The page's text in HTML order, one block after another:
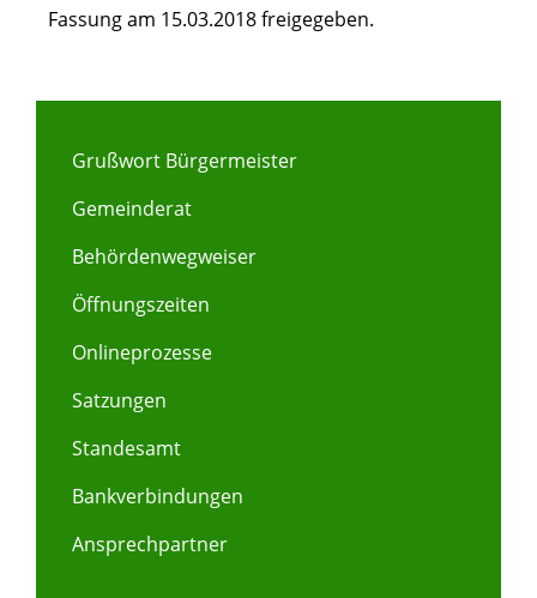
Fassung am 15.03.2018 freigegeben.
Grußwort Bürgermeister
Gemeinderat
Behördenwegweiser
Öffnungszeiten
Onlineprozesse
Satzungen
Standesamt
Bankverbindungen
Ansprechpartner